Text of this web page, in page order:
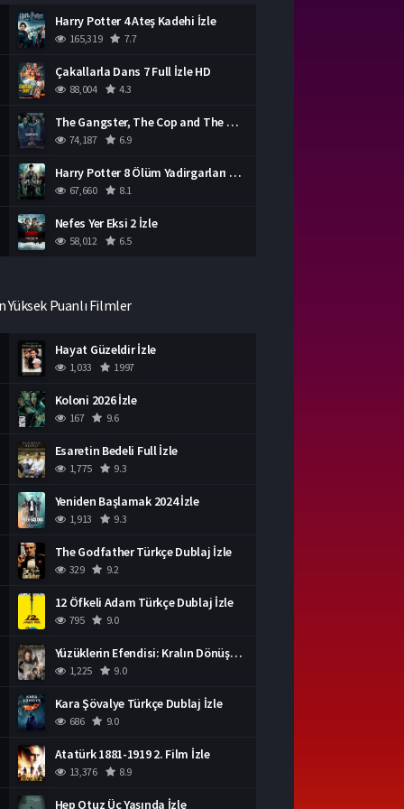
Harry Potter 4 Ateş Kadehi İzle
165,319 7.7
Çakallarla Dans 7 Full İzle HD
88,004 4.3
The Gangster, The Cop and The Devil Türkçe Dublaj İzle
74,187 6.9
Harry Potter 8 Ölüm Yadirgarları Bölüm 2 İzle
67,660 8.1
Nefes Yer Eksi 2 İzle
58,012 6.5
Yüksek Puanlı Filmler
Hayat Güzeldir İzle
1,033 1997
Koloni 2026 İzle
167 9.6
Esaretin Bedeli Full İzle
1,775 9.3
Yeniden Başlamak 2024 İzle
1,913 9.3
The Godfather Türkçe Dublaj İzle
329 9.2
12 Öfkeli Adam Türkçe Dublaj İzle
795 9.0
Yüzüklerin Efendisi: Kralın Dönüşü İzle
1,225 9.0
Kara Şövalye Türkçe Dublaj İzle
686 9.0
Atatürk 1881-1919 2. Film İzle
13,376 8.9
Hep Otuz Üç Yaşında İzle